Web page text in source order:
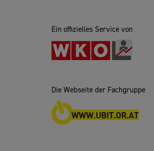
Ein offizielles Service von
Die Webseite der Fachgruppe